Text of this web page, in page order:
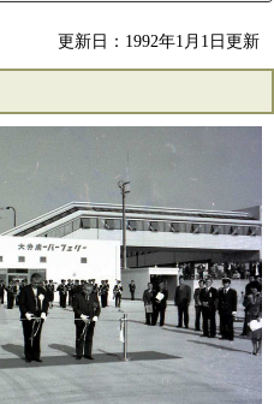
更新日：1992年1月1日更新